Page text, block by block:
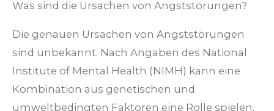
Was sind die Ursachen von Angststörungen?
Die genauen Ursachen von Angststörungen
sind unbekannt. Nach Angaben des National
Institute of Mental Health (NIMH) kann eine
Kombination aus genetischen und
umweltbedingten Faktoren eine Rolle spielen.